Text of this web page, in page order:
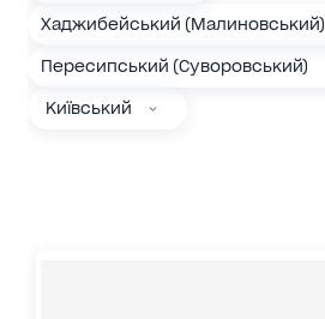
Хаджибейський (Малиновський)
Пересипський (Суворовський)
Київський